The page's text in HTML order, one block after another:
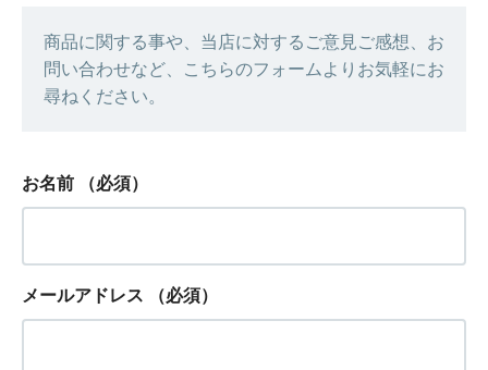
商品に関する事や、当店に対するご意見ご感想、お
問い合わせなど、こちらのフォームよりお気軽にお
尋ねください。
お名前 （必須）
メールアドレス （必須）